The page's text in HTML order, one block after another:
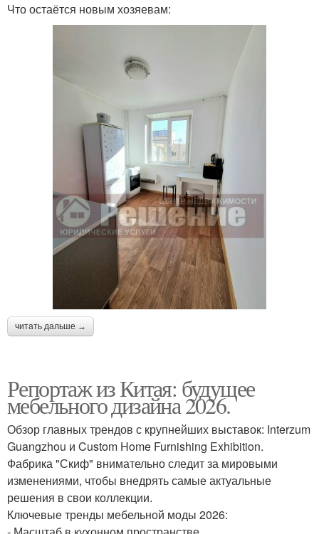
Что остаётся новым хозяевам:
читать дальше →
Репортаж из Китая: будущее
мебельного дизайна 2026.
Обзор главных трендов с крупнейших выставок: Interzum
Guangzhou и Custom Home Furnishing Exhibition.
Фабрика "Скиф" внимательно следит за мировыми
изменениями, чтобы внедрять самые актуальные
решения в свои коллекции.
Ключевые тренды мебельной моды 2026: